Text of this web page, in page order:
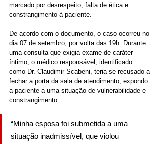
marcado por desrespeito, falta de ética e
constrangimento à paciente.
De acordo com o documento, o caso ocorreu no
dia 07 de setembro, por volta das 19h. Durante
uma consulta que exigia exame de caráter
íntimo, o médico responsável, identificado
como Dr. Claudimir Scabeni, teria se recusado a
fechar a porta da sala de atendimento, expondo
a paciente a uma situação de vulnerabilidade e
constrangimento.
“Minha esposa foi submetida a uma
situação inadmissível, que violou